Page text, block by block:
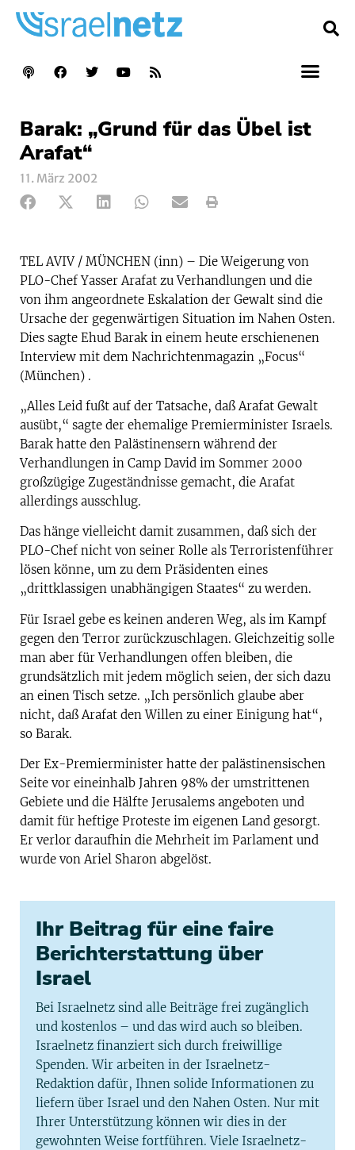
Barak: „Grund für das Übel ist
Arafat“
11. März 2002
TEL AVIV / MÜNCHEN (inn) – Die Weigerung von
PLO-Chef Yasser Arafat zu Verhandlungen und die
von ihm angeordnete Eskalation der Gewalt sind die
Ursache der gegenwärtigen Situation im Nahen Osten.
Dies sagte Ehud Barak in einem heute erschienenen
Interview mit dem Nachrichtenmagazin „Focus“
(München) .
„Alles Leid fußt auf der Tatsache, daß Arafat Gewalt
ausübt,“ sagte der ehemalige Premierminister Israels.
Barak hatte den Palästinensern während der
Verhandlungen in Camp David im Sommer 2000
großzügige Zugeständnisse gemacht, die Arafat
allerdings ausschlug.
Das hänge vielleicht damit zusammen, daß sich der
PLO-Chef nicht von seiner Rolle als Terroristenführer
lösen könne, um zu dem Präsidenten eines
„drittklassigen unabhängigen Staates“ zu werden.
Für Israel gebe es keinen anderen Weg, als im Kampf
gegen den Terror zurückzuschlagen. Gleichzeitig solle
man aber für Verhandlungen offen bleiben, die
grundsätzlich mit jedem möglich seien, der sich dazu
an einen Tisch setze. „Ich persönlich glaube aber
nicht, daß Arafat den Willen zu einer Einigung hat“,
so Barak.
Der Ex-Premierminister hatte der palästinensischen
Seite vor eineinhalb Jahren 98% der umstrittenen
Gebiete und die Hälfte Jerusalems angeboten und
damit für heftige Proteste im eigenen Land gesorgt.
Er verlor daraufhin die Mehrheit im Parlament und
wurde von Ariel Sharon abgelöst.
Ihr Beitrag für eine faire
Berichterstattung über
Israel
Bei Israelnetz sind alle Beiträge frei zugänglich
und kostenlos – und das wird auch so bleiben.
Israelnetz finanziert sich durch freiwillige
Spenden. Wir arbeiten in der Israelnetz-
Redaktion dafür, Ihnen solide Informationen zu
liefern über Israel und den Nahen Osten. Nur mit
Ihrer Unterstützung können wir dies in der
gewohnten Weise fortführen. Viele Israelnetz-